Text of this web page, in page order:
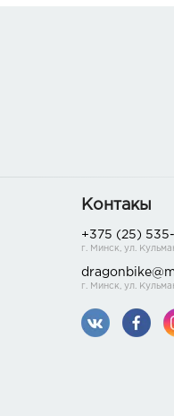
Контакы
+375 (25)
г. Минск, ул.
г. Минск, ул.